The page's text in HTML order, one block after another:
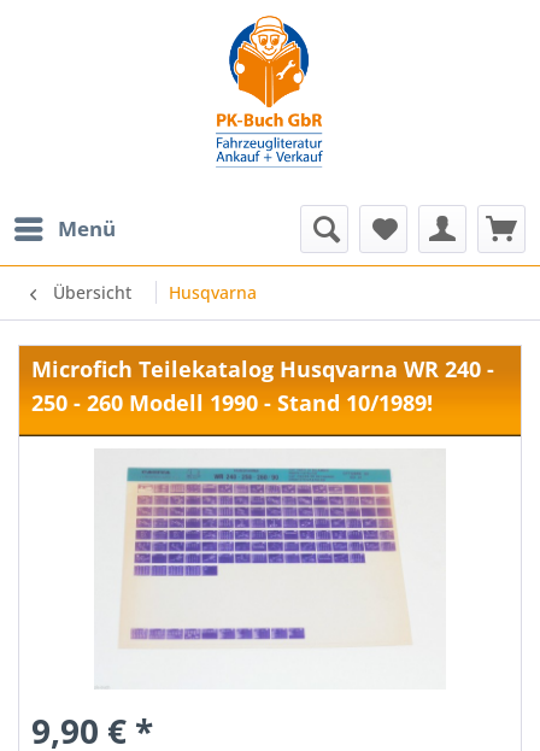
Menü
Übersicht Husqvarna
Microfich Teilekatalog Husqvarna WR 240 -
250 - 260 Modell 1990 - Stand 10/1989!
9,90 € *